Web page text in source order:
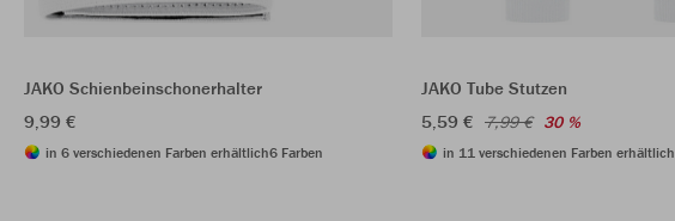
JAKO Schienbeinschonerhalter
9,99 €
in 6 verschiedenen Farben erhältlich6 Farben
JAKO Tube Stutzen
5,59 € 7,99 € 30 %
in 11 verschiedenen Farben erhältlich